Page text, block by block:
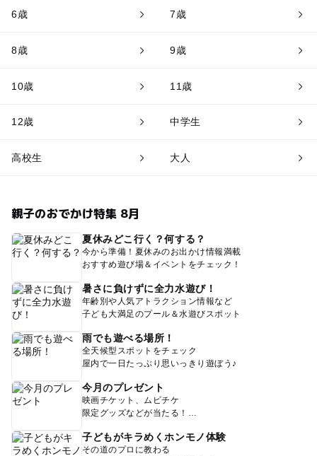
6歳 7歳
8歳 9歳
10歳 11歳
12歳 中学生
高校生 大人
親子のおでかけ特集 8月
夏休みどこ行く？何する？
今から準備！夏休みのお出かけ情報満載
おすすめ遊び場＆イベントをチェック！
暑さに負けずに全力水遊び！
年齢別や人気アトラクション情報など
子ども大満足のプール＆水遊びスポット
雨でも遊べる場所！
全天候型スポットをチェック
屋内で一日たっぷり思いっきり遊ぼう♪
今月のプレゼント
映画チケット、ムビチケ
限定グッズなどが当たる！
子どもがキラめくホンモノ体験
その道のプロに教わる